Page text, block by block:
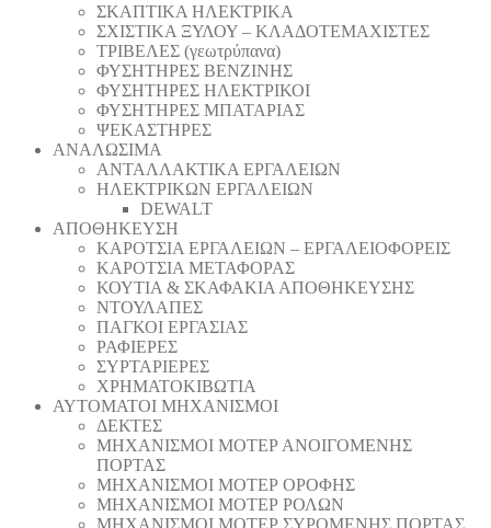
ΣΚΑΠΤΙΚΑ ΗΛΕΚΤΡΙΚΑ
ΣΧΙΣΤΙΚΑ ΞΥΛΟΥ – ΚΛΑΔΟΤΕΜΑΧΙΣΤΕΣ
ΤΡΙΒΕΛΕΣ (γεωτρύπανα)
ΦΥΣΗΤΗΡΕΣ ΒΕΝΖΙΝΗΣ
ΦΥΣΗΤΗΡΕΣ ΗΛΕΚΤΡΙΚΟΙ
ΦΥΣΗΤΗΡΕΣ ΜΠΑΤΑΡΙΑΣ
ΨΕΚΑΣΤΗΡΕΣ
ΑΝΑΛΩΣΙΜΑ
ΑΝΤΑΛΛΑΚΤΙΚΑ ΕΡΓΑΛΕΙΩΝ
ΗΛΕΚΤΡΙΚΩΝ ΕΡΓΑΛΕΙΩΝ
DEWALT
ΑΠΟΘΗΚΕΥΣΗ
ΚΑΡΟΤΣΙΑ ΕΡΓΑΛΕΙΩΝ – ΕΡΓΑΛΕΙΟΦΟΡΕΙΣ
ΚΑΡΟΤΣΙΑ ΜΕΤΑΦΟΡΑΣ
ΚΟΥΤΙΑ & ΣΚΑΦΑΚΙΑ ΑΠΟΘΗΚΕΥΣΗΣ
ΝΤΟΥΛΑΠΕΣ
ΠΑΓΚΟΙ ΕΡΓΑΣΙΑΣ
ΡΑΦΙΕΡΕΣ
ΣΥΡΤΑΡΙΕΡΕΣ
ΧΡΗΜΑΤΟΚΙΒΩΤΙΑ
ΑΥΤΟΜΑΤΟΙ ΜΗΧΑΝΙΣΜΟΙ
ΔΕΚΤΕΣ
ΜΗΧΑΝΙΣΜΟΙ ΜΟΤΕΡ ΑΝΟΙΓΟΜΕΝΗΣ
ΠΟΡΤΑΣ
ΜΗΧΑΝΙΣΜΟΙ ΜΟΤΕΡ ΟΡΟΦΗΣ
ΜΗΧΑΝΙΣΜΟΙ ΜΟΤΕΡ ΡΟΛΩΝ
ΜΗΧΑΝΙΣΜΟΙ ΜΟΤΕΡ ΣΥΡΟΜΕΝΗΣ ΠΟΡΤΑΣ